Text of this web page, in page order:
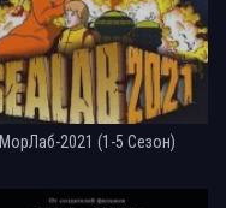
МорЛаб-2021 (1-5 Сезон)